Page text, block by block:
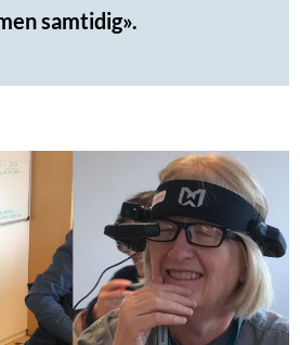
samtidig».